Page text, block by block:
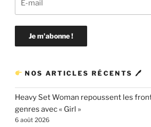
NOS ARTICLES RÉCENTS 🖊
Heavy Set Woman repoussent les
genres avec « Girl »
6 août 2026